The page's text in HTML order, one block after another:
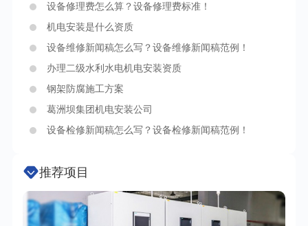
设备修理费怎么算？设备修理费标准！
机电安装是什么资质
设备维修新闻稿怎么写？设备维修新闻稿范例！
办理二级水利水电机电安装资质
钢架防腐施工方案
葛洲坝集团机电安装公司
设备检修新闻稿怎么写？设备检修新闻稿范例！
推荐项目